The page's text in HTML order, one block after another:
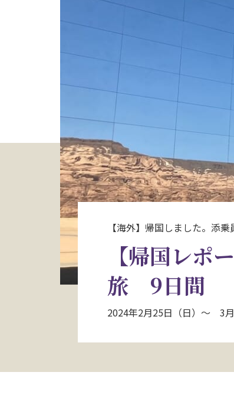
【海外】帰国しました。添
【帰国レ
旅 9日間
2024年2月25日（日）～ 3